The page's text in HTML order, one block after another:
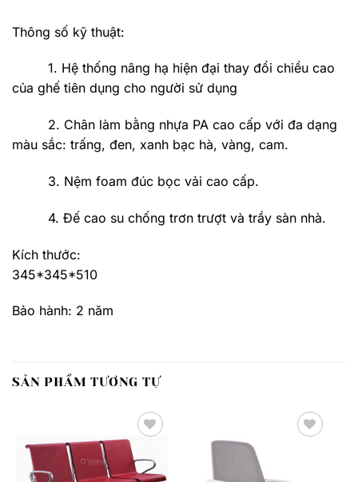
Thông số kỹ thuật:
1. Hệ thống nâng hạ hiện đại thay đổi chiều cao
của ghế tiên dụng cho người sử dụng
2. Chân làm bằng nhựa PA cao cấp với đa dạng
màu sắc: trấng, đen, xanh bạc hà, vàng, cam.
3. Nệm foam đúc bọc vải cao cấp.
4. Đế cao su chống trơn trượt và trầy sàn nhà.
Kích thước:
345*345*510
Bảo hành: 2 năm
SẢN PHẨM TƯƠNG TỰ
yêu
thích